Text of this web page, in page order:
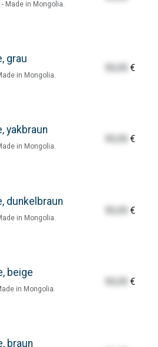
Made in Mongolia.
grau
in Mongolia.
€
yakbraun
in Mongolia.
€
dunkelbraun
in Mongolia.
€
beige
in Mongolia.
€
braun